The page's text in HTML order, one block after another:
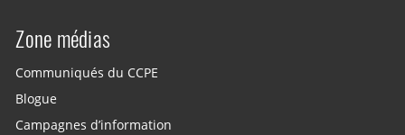
Zone médias
Communiqués du CCPE
Blogue
Campagnes d’information